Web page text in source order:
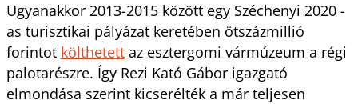
Ugyanakkor 2013-2015 között egy Széchenyi 2020 -
as turisztikai pályázat keretében ötszázmillió
forintot költhetettaz esztergomi vármúzeum a régi
palotarészre. Így Rezi Kató Gábor igazgató
elmondása szerint kicserélték a már teljesen